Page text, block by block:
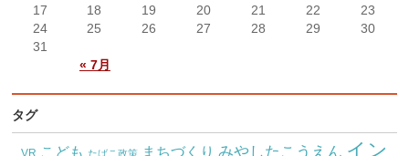
« 7月
17
18 19 20 21 22
23
24
25 26 27 28 29
30
31
タグ
VR こども たばこ政策 まちづくり みやしたこうえん イン